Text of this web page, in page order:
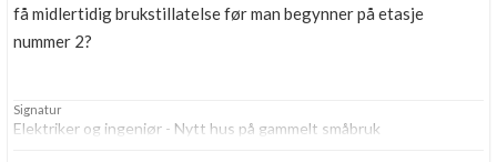
få midlertidig brukstillatelse før man begynner på etasje
nummer 2?
Signatur
Elektriker og ingeniør - Nytt hus på gammelt småbruk